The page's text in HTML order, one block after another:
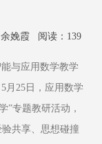
娩霞 阅读： 139
与应用数学教学
月25日，应用数学
”专题教研活动，
共享、思想碰撞